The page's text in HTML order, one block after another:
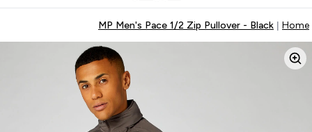
Home
MP Men's Pace 1/2 Zip Pullover - Black